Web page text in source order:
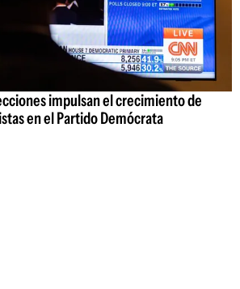
impulsan el crecimiento de
en el Partido Demócrata